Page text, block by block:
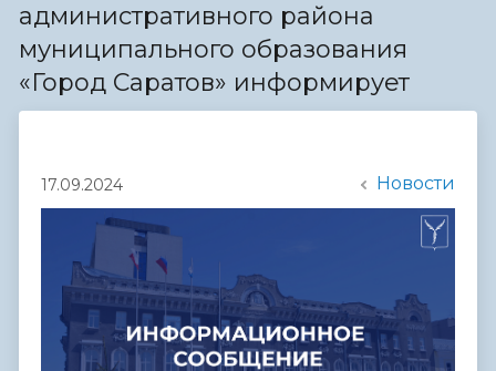
административного района
муниципального образования
«Город Саратов» информирует
17.09.2024 Новости